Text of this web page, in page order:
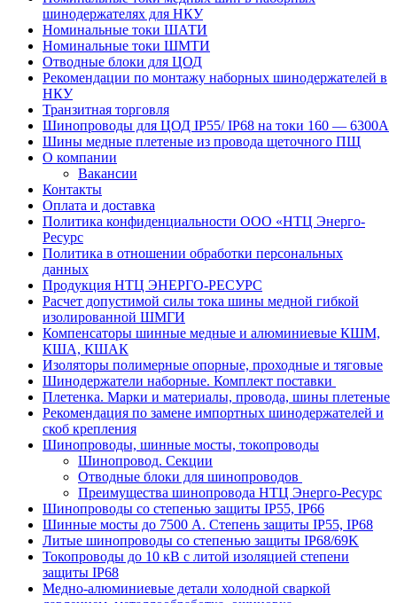
шинодержателях для НКУ
Номинальные токи ШАТИ
Номинальные токи ШМТИ
Отводные блоки для ЦОД
Рекомендации по монтажу наборных шинодержателей в
НКУ
Транзитная торговля
Шинопроводы для ЦОД IP55/ IP68 на токи 160 — 6300А
Шины медные плетеные из провода щеточного ПЩ
О компании
Вакансии
Контакты
Оплата и доставка
Политика конфиденциальности ООО «НТЦ Энерго-
Ресурс
Политика в отношении обработки персональных
данных
Продукция НТЦ ЭНЕРГО-РЕСУРС
Расчет допустимой силы тока шины медной гибкой
изолированной ШМГИ
Компенсаторы шинные медные и алюминиевые КШМ,
КША, КШАК
Изоляторы полимерные опорные, проходные и тяговые
Шинодержатели наборные. Комплект поставки
Плетенка. Марки и материалы, провода, шины плетеные
Рекомендация по замене импортных шинодержателей и
скоб крепления
Шинопроводы, шинные мосты, токопроводы
Шинопровод. Секции
Отводные блоки для шинопроводов
Преимущества шинопровода НТЦ Энерго-Ресурс
Шинопроводы со степенью защиты IP55, IP66
Шинные мосты до 7500 А. Степень защиты IP55, IP68
Литые шинопроводы со степенью защиты IP68/69K
Токопроводы до 10 кВ с литой изоляцией степени
защиты IP68
Медно-алюминиевые детали холодной сваркой